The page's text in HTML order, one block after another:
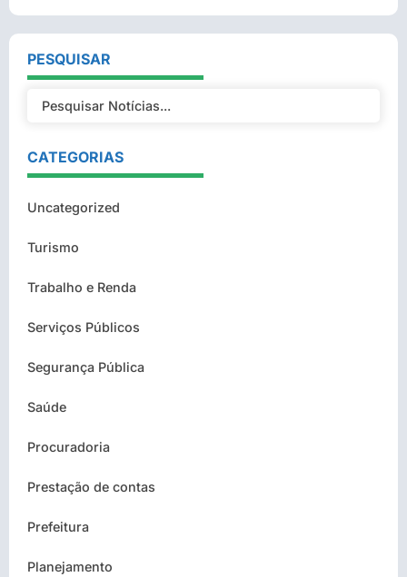
PESQUISAR
CATEGORIAS
Uncategorized
Turismo
Trabalho e Renda
Serviços Públicos
Segurança Pública
Saúde
Procuradoria
Prestação de contas
Prefeitura
Planejamento